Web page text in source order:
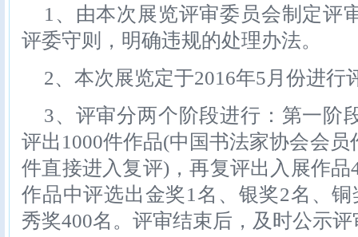
1、由本次展览评审委员会制定评
评委守则，明确违规的处理办法。
2、本次展览定于2016年5月份进行
3、评审分两个阶段进行：第一阶
评出1000件作品(中国书法家协会会
件直接进入复评)，再复评出入展作
作品中评选出金奖1名、银奖2名、
秀奖400名。评审结束后，及时公示